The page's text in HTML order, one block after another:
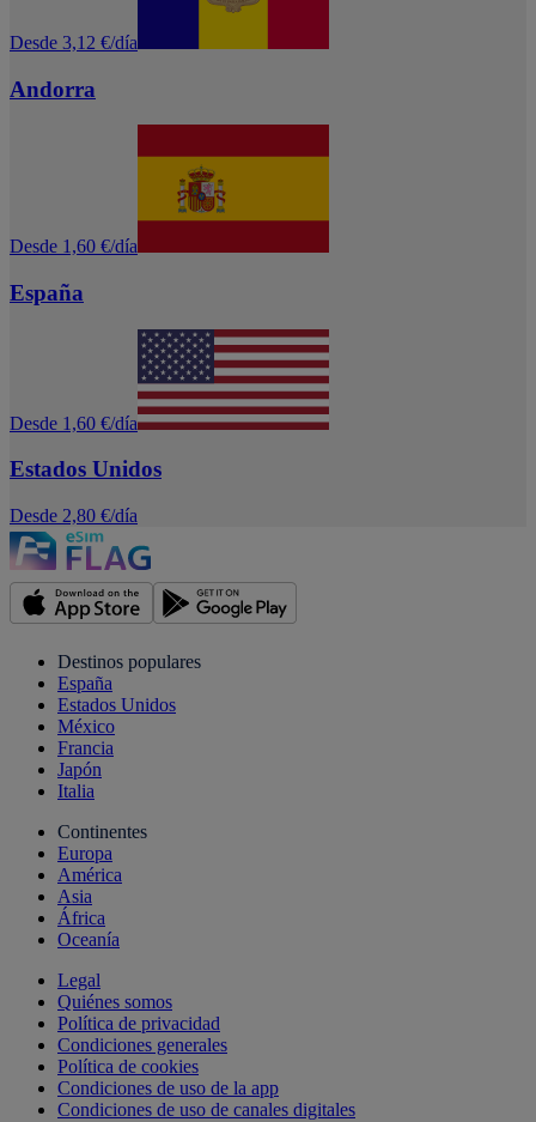
Desde 3,12 €/día
Andorra
Desde 1,60 €/día
España
Desde 1,60 €/día
Estados Unidos
Desde 2,80 €/día
Destinos populares
España
Estados Unidos
México
Francia
Japón
Italia
Continentes
Europa
América
Asia
África
Oceanía
Legal
Quiénes somos
Política de privacidad
Condiciones generales
Política de cookies
Condiciones de uso de la app
Condiciones de uso de canales digitales